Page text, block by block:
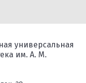
универсальная
им. А. М.